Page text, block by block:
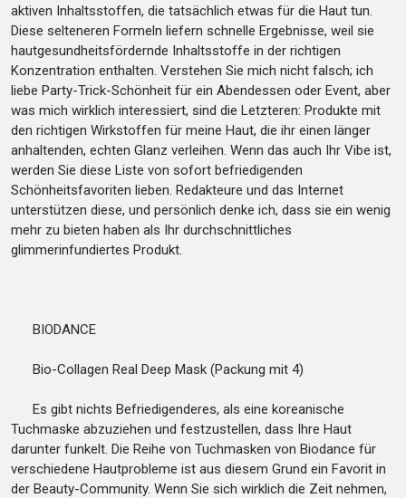
aktiven Inhaltsstoffen, die tatsächlich etwas für die Haut tun.
Diese selteneren Formeln liefern schnelle Ergebnisse, weil sie
hautgesundheitsfördernde Inhaltsstoffe in der richtigen
Konzentration enthalten. Verstehen Sie mich nicht falsch; ich
liebe Party-Trick-Schönheit für ein Abendessen oder Event, aber
was mich wirklich interessiert, sind die Letzteren: Produkte mit
den richtigen Wirkstoffen für meine Haut, die ihr einen länger
anhaltenden, echten Glanz verleihen. Wenn das auch Ihr Vibe ist,
werden Sie diese Liste von sofort befriedigenden
Schönheitsfavoriten lieben. Redakteure und das Internet
unterstützen diese, und persönlich denke ich, dass sie ein wenig
mehr zu bieten haben als Ihr durchschnittliches
glimmerinfundiertes Produkt.
BIODANCE
Bio-Collagen Real Deep Mask (Packung mit 4)
Es gibt nichts Befriedigenderes, als eine koreanische
Tuchmaske abzuziehen und festzustellen, dass Ihre Haut
darunter funkelt. Die Reihe von Tuchmasken von Biodance für
verschiedene Hautprobleme ist aus diesem Grund ein Favorit in
der Beauty-Community. Wenn Sie sich wirklich die Zeit nehmen,